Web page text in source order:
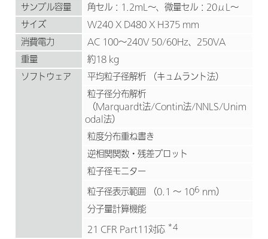
サンプル容量
角セル：1.2mL～、微量セル：20μL～
サイズ
W240 X D480 X H375 mm
消費電力
AC 100～240V 50/60Hz、250VA
重量
約18 kg
ソフトウェア
平均粒子径解析 （キュムラント法）
粒子径分布解析
（Marquardt法/Contin法/NNLS/Unim
odal法）
粒度分布重ね書き
逆相関関数・残差プロット
粒子径モニター
粒子径表示範囲 （0.1 ～ 106 nm）
分子量計算機能
21 CFR Part11対応 *4